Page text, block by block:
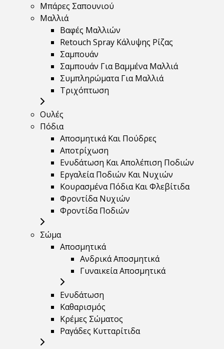
Μπάρες Σαπουνιού
Μαλλιά
Βαφές Μαλλιών
Retouch Spray Κάλυψης Ρίζας
Σαμπουάν
Σαμπουάν Για Βαμμένα Μαλλιά
Συμπληρώματα Για Μαλλιά
Τριχόπτωση
Ουλές
Πόδια
Αποσμητικά Και Πούδρες
Αποτρίχωση
Ενυδάτωση Και Απολέπιση Ποδιών
Εργαλεία Ποδιών Και Νυχιών
Κουρασμένα Πόδια Και Φλεβίτιδα
Φροντίδα Νυχιών
Φροντίδα Ποδιών
Σώμα
Αποσμητικά
Ανδρικά Αποσμητικά
Γυναικεία Αποσμητικά
Ενυδάτωση
Καθαρισμός
Κρέμες Σώματος
Ραγάδες Κυτταρίτιδα